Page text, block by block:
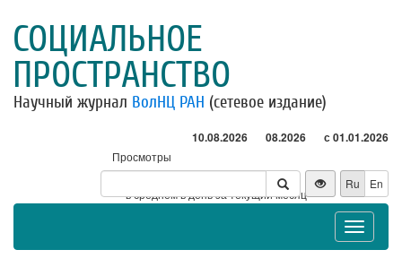
СОЦИАЛЬНОЕ
ПРОСТРАНСТВО
Научный журнал ВолНЦ РАН (сетевое издание)
10.08.2026 08.2026 с 01.01.2026
Просмотры
Посетители
* - в среднем в день за текущий месяц
Ru En
Toggle